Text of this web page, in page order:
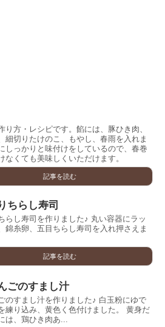
り方・レシピです。餡には、豚ひき肉、
細切りたけのこ、もやし、春雨を入れま
しっかりと味付けをしているので、春巻
なくても美味しくいただけます。
記事を読む
ちらし寿司
らし寿司を作りました♪ 丸い容器にラッ
錦糸卵、五目ちらし寿司を入れ押さえま
記事を読む
ごのすまし汁
のすまし汁を作りました♪ 白玉粉にゆで
練り込み、黄色く色付けました。 黄身だ
は、鶏ひき肉あ...